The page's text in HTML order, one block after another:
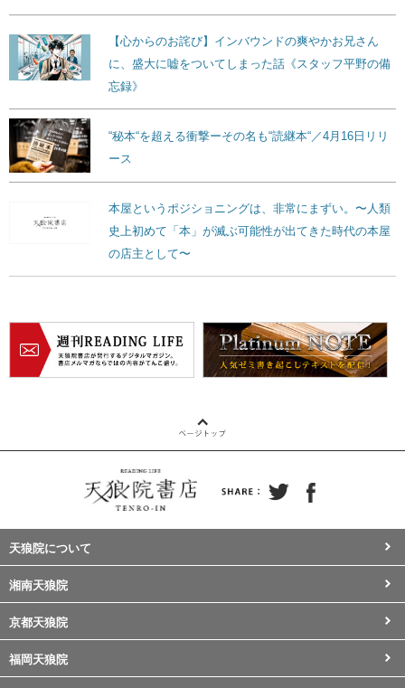
【心からのお詫び】インバウンドの爽やかお兄さん
に、盛大に嘘をついてしまった話《スタッフ平野の備
忘録》
“秘本“を超える衝撃ーその名も“読継本“／4月16日リリ
ース
本屋というポジショニングは、非常にまずい。〜人類
史上初めて「本」が滅ぶ可能性が出てきた時代の本屋
の店主として〜
天狼院について
湘南天狼院
京都天狼院
福岡天狼院